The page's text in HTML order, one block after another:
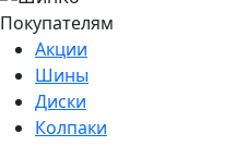
Покупателям
Акции
Шины
Диски
Колпаки